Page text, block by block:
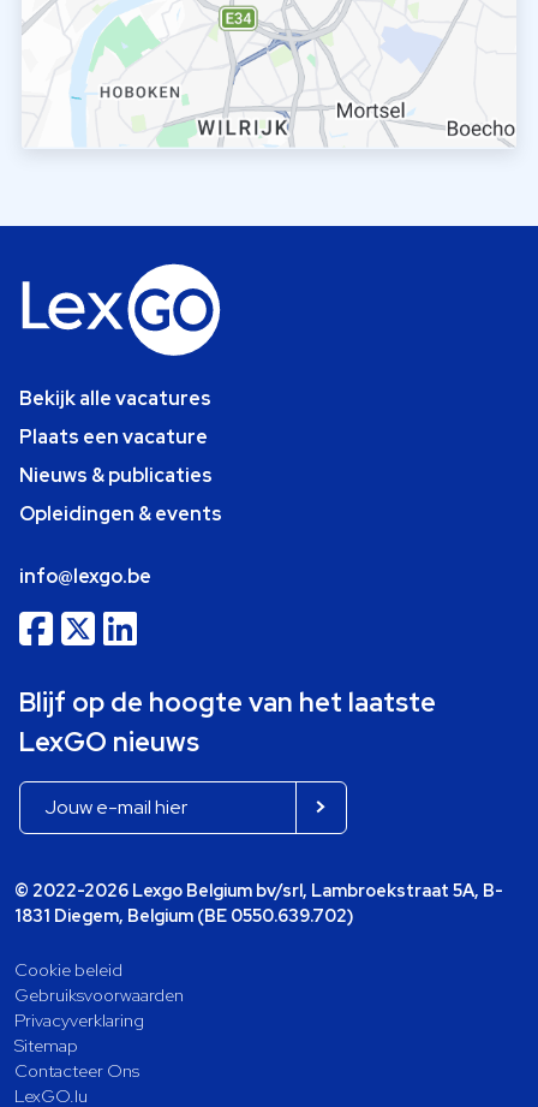
Bekijk alle vacatures
Plaats een vacature
Nieuws & publicaties
Opleidingen & events
info@lexgo.be
Blijf op de hoogte van het laatste
LexGO nieuws
© 2022-2026 Lexgo Belgium bv/srl, Lambroekstraat 5A, B-
1831 Diegem, Belgium (BE 0550.639.702)
Cookie beleid
Gebruiksvoorwaarden
Privacyverklaring
Sitemap
Contacteer Ons
LexGO.lu